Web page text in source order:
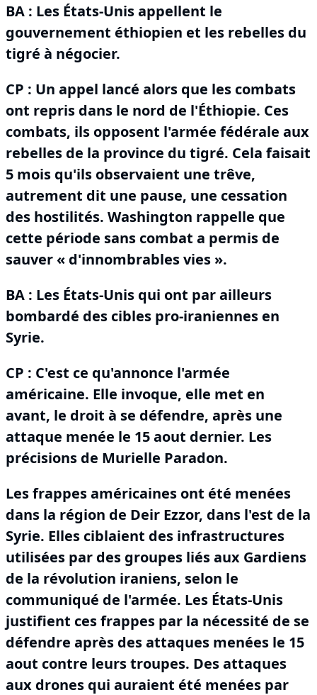
BA : Les États-Unis appellent le
gouvernement éthiopien et les rebelles du
tigré à négocier.
CP : Un appel lancé alors que les combats
ont repris dans le nord de l'Éthiopie. Ces
combats, ils opposent l'armée fédérale aux
rebelles de la province du tigré. Cela faisait
5 mois qu'ils observaient une trêve,
autrement dit une pause, une cessation
des hostilités. Washington rappelle que
cette période sans combat a permis de
sauver « d'innombrables vies ».
BA : Les États-Unis qui ont par ailleurs
bombardé des cibles pro-iraniennes en
Syrie.
CP : C'est ce qu'annonce l'armée
américaine. Elle invoque, elle met en
avant, le droit à se défendre, après une
attaque menée le 15 aout dernier. Les
précisions de Murielle Paradon.
Les frappes américaines ont été menées
dans la région de Deir Ezzor, dans l'est de la
Syrie. Elles ciblaient des infrastructures
utilisées par des groupes liés aux Gardiens
de la révolution iraniens, selon le
communiqué de l'armée. Les États-Unis
justifient ces frappes par la nécessité de se
défendre après des attaques menées le 15
aout contre leurs troupes. Des attaques
aux drones qui auraient été menées par